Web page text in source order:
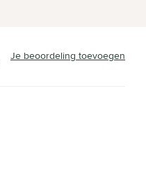
Je beoordeling toevoegen